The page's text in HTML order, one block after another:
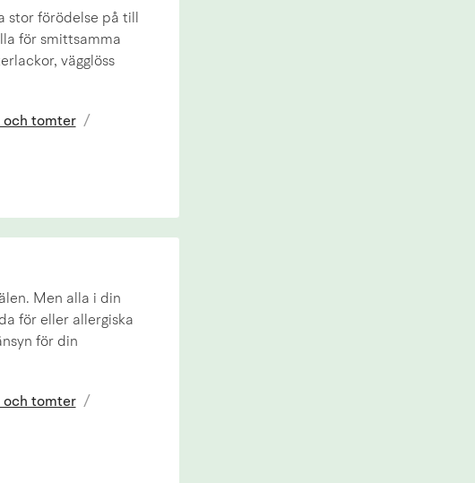
stor förödelse på till
för smittsamma
vägglöss
och tomter /
Men alla i din
för eller allergiska
för din
och tomter /